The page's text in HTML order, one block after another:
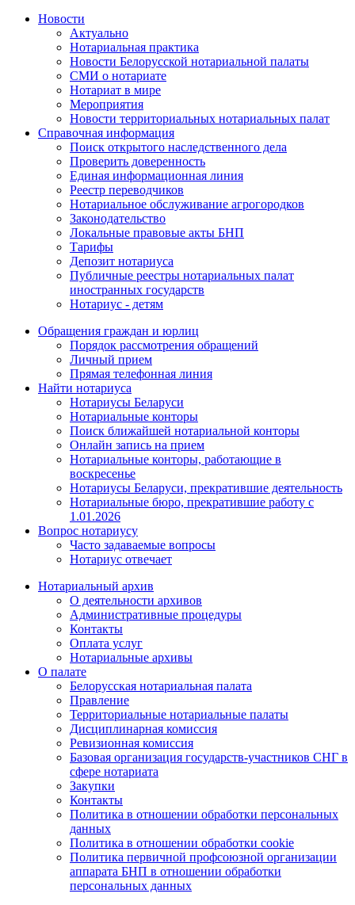
Новости
Актуально
Нотариальная практика
Новости Белорусской нотариальной палаты
СМИ о нотариате
Нотариат в мире
Мероприятия
Новости территориальных нотариальных палат
Справочная информация
Поиск открытого наследственного дела
Проверить доверенность
Единая информационная линия
Реестр переводчиков
Нотариальное обслуживание агрогородков
Законодательство
Локальные правовые акты БНП
Тарифы
Депозит нотариуса
Публичные реестры нотариальных палат
иностранных государств
Нотариус - детям
Обращения граждан и юрлиц
Порядок рассмотрения обращений
Личный прием
Прямая телефонная линия
Найти нотариуса
Нотариусы Беларуси
Нотариальные конторы
Поиск ближайшей нотариальной конторы
Онлайн запись на прием
Нотариальные конторы, работающие в
воскресенье
Нотариусы Беларуси, прекратившие деятельность
Нотариальные бюро, прекратившие работу с
1.01.2026
Вопрос нотариусу
Часто задаваемые вопросы
Нотариус отвечает
Нотариальный архив
О деятельности архивов
Административные процедуры
Контакты
Оплата услуг
Нотариальные архивы
О палате
Белорусская нотариальная палата
Правление
Территориальные нотариальные палаты
Дисциплинарная комиссия
Ревизионная комиссия
Базовая организация государств-участников СНГ в
сфере нотариата
Закупки
Контакты
Политика в отношении обработки персональных
данных
Политика в отношении обработки cookie
Политика первичной профсоюзной организации
аппарата БНП в отношении обработки
персональных данных